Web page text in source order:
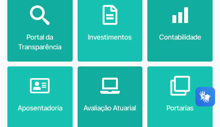
Portal da
Transparência
Investimentos Contabilidade
Aposentadoria Avaliação Atuarial Portarias